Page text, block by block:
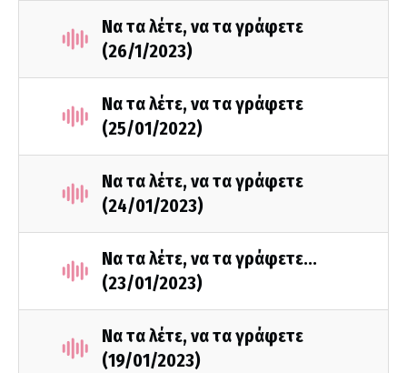
Να τα λέτε, να τα γράφετε
(26/1/2023)
Να τα λέτε, να τα γράφετε
(25/01/2022)
Να τα λέτε, να τα γράφετε
(24/01/2023)
Να τα λέτε, να τα γράφετε...
(23/01/2023)
Να τα λέτε, να τα γράφετε
(19/01/2023)